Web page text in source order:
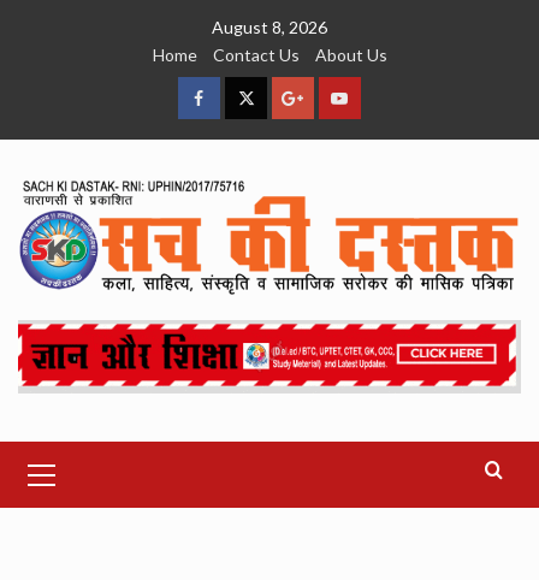
August 8, 2026
Home
Contact Us About Us
facebookTwitterGoogleYouTube
Menu